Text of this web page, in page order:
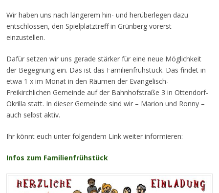
Wir haben uns nach längerem hin- und herüberlegen dazu
entschlossen, den Spielplatztreff in Grünberg vorerst
einzustellen.
Dafür setzen wir uns gerade stärker für eine neue Möglichkeit
der Begegnung ein. Das ist das Familienfrühstück. Das findet in
etwa 1 x im Monat in den Räumen der Evangelisch-
Freikirchlichen Gemeinde auf der Bahnhofstraße 3 in Ottendorf-
Okrilla statt. In dieser Gemeinde sind wir – Marion und Ronny –
auch selbst aktiv.
Ihr könnt euch unter folgendem Link weiter informieren:
Infos zum Familienfrühstück